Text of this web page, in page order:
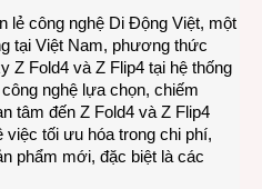
Z
với
lẻ công nghệ Di Động Việt, một
tại Việt Nam, phương thức
Z Fold4 và Z Flip4 tại hệ thống
nghệ lựa chọn, chiếm
tâm đến Z Fold4 và Z Flip4
tối ưu hóa trong chi phí,
phẩm mới, đặc biệt là các